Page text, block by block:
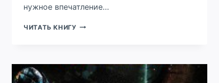
нужное впечатление…
ЧИТАТЬ КНИГУ ПРОФЕССИЯ: